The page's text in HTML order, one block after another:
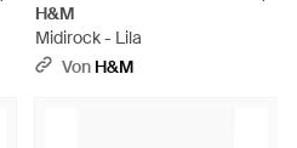
H&M
Midirock - Lila
Von H&M